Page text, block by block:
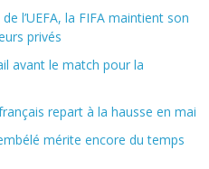
l’UEFA, la FIFA maintient son
privés
avant le match pour la
repart à la hausse en mai
mérite encore du temps